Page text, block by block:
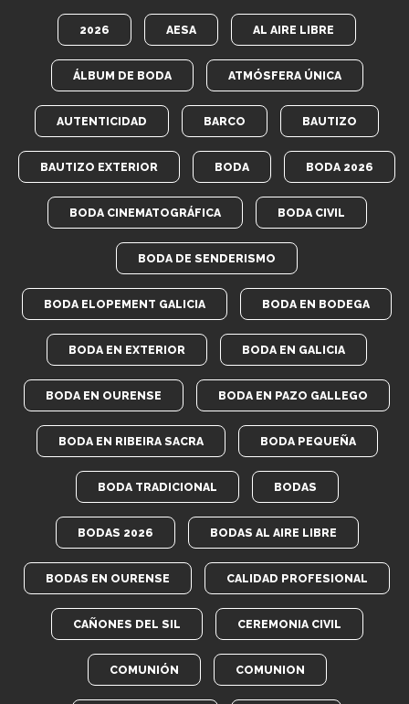
2026 AESA AL AIRE LIBRE
ÁLBUM DE BODA ATMÓSFERA ÚNICA
AUTENTICIDAD BARCO BAUTIZO
BAUTIZO EXTERIOR BODA BODA 2026
BODA CINEMATOGRÁFICA BODA CIVIL
BODA DE SENDERISMO
BODA ELOPEMENT GALICIA BODA EN BODEGA
BODA EN EXTERIOR BODA EN GALICIA
BODA EN OURENSE BODA EN PAZO GALLEGO
BODA EN RIBEIRA SACRA BODA PEQUEÑA
BODA TRADICIONAL BODAS
BODAS 2026 BODAS AL AIRE LIBRE
BODAS EN OURENSE CALIDAD PROFESIONAL
CAÑONES DEL SIL CEREMONIA CIVIL
COMUNIÓN COMUNION